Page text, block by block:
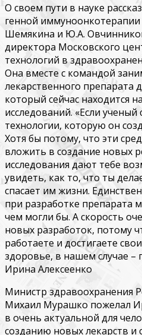
О своем пути в науке
генной
Шемякина и Ю.А.
директора Московского
технологий в
Она вместе с командой
лекарственного препарата
который сейчас находится
исследований. «Если ученый
технологии, которую он
Хотя бы потому, что эти
вложить в создание новых
исследования дают тебе
увидеть, как то, что ты
спасает им жизни.
при разработке препарата
чем могли бы. А скорость
новых разработок, потому
работаете и достигаете
здоровье, в нашем случае –
Ирина Алексеенко
Министр здравоохранения
Михаил Мурашко пожелал
в очень актуальной для
созданию новых лекарств и